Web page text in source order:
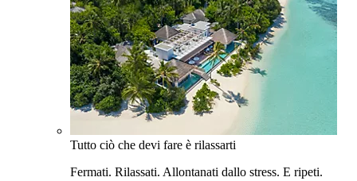
Tutto ciò che devi fare è rilassarti
Fermati. Rilassati. Allontanati dallo stress. E ripeti.